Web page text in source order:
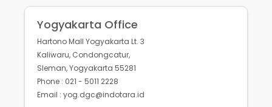
Yogyakarta Office
Hartono Mall Yogyakarta Lt. 3
Kaliwaru, Condongcatur,
Sleman, Yogyakarta 55281
Phone : 021 - 5011 2228
Email : yog.dgc@indotara.id